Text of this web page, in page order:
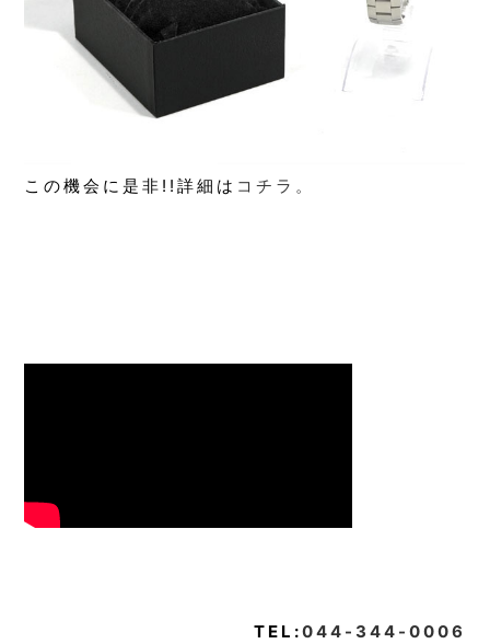
この機会に是非!!詳細は コチラ。
TEL:044-344-0006